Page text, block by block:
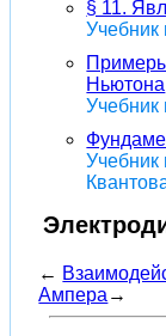
§ 11.
Учебник
Ньютона
Учебник
Учебник
←
Ампера →